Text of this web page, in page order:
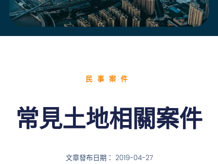
民事案件
常見土地相關案件
文章發布日期： 2019-04-27